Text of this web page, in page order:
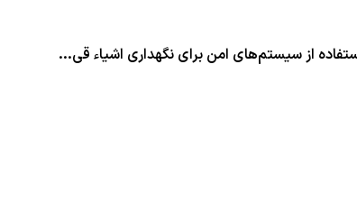
از سیستم‌های امن برای نگهداری اشیاء قی...